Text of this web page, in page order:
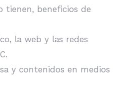
tienen, beneficios de
la web y las redes
y contenidos en medios